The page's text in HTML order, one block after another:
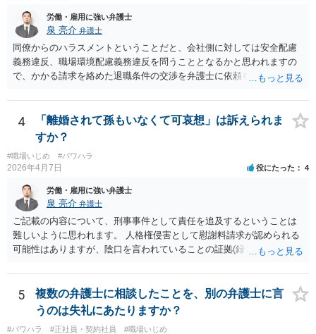
交渉できた）。ですが今からでも遅くありません。労働組合に入って
団体交渉し、その中で場合によっては金銭解決を目指すというのが良
いと思います。
労働・雇用に強い弁護士
泉 亮介 弁護士
同僚からのハラスメントということだと、会社側に対しては安全配慮
義務違反、職場環境配慮義務違反を問うこととなるかと思われますの
で、かかる請求を絡めた退職条件の交渉を弁護士に依頼をされた方が
くなり全て弁護士が窓口となるため精神的な負担も軽くなるでしょ
う。
4
「離婚されて孫もいなくて可哀想」は訴えられま
すか？
#職場いじめ #パワハラ
2026年4月7日 役にたった 4
労働・雇用に強い弁護士
泉 亮介 弁護士
ご記載の内容について、刑事事件として責任を追及するということは
難しいように思われます。 人格権侵害として慰謝料請求が認められる
可能性はありますが、陰口を言われていることの証拠(録音等)が必要と
5
複数の弁護士に相談したことを、別の弁護士に言
うのは失礼にあたりますか？
#パワハラ #正社員・契約社員 #職場いじめ